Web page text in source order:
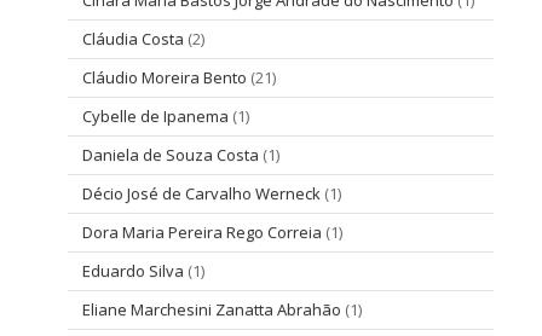
Cláudia Costa (2)
Cláudio Moreira Bento (21)
Cybelle de Ipanema (1)
Daniela de Souza Costa (1)
Décio José de Carvalho Werneck (1)
Dora Maria Pereira Rego Correia (1)
Eduardo Silva (1)
Eliane Marchesini Zanatta Abrahão (1)